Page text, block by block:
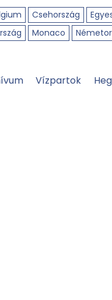
Csehország
Monaco
Vízpartok